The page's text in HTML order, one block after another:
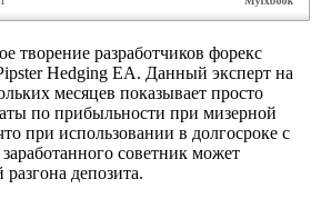
творение разработчиков форекс
Hedging EA. Данный эксперт на
месяцев показывает просто
по прибыльности при мизерной
при использовании в долгосроке с
советник может
разгона депозита.